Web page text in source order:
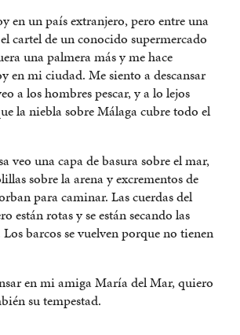
en un país extranjero, pero entre una
cartel de un conocido supermercado
una palmera más y me hace
en mi ciudad. Me siento a descansar
a los hombres pescar, y a lo lejos
la niebla sobre Málaga cubre todo el
veo una capa de basura sobre el mar,
sobre la arena y excrementos de
para caminar. Las cuerdas del
están rotas y se están secando las
Los barcos se vuelven porque no tienen
en mi amiga María del Mar, quiero
su tempestad.